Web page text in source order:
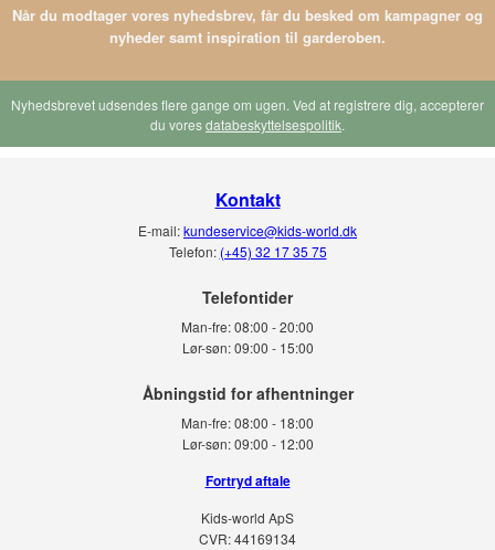
Når du modtager vores nyhedsbrev, får du besked om kampagner og
nyheder samt inspiration til garderoben.
Nyhedsbrevet udsendes flere gange om ugen. Ved at registrere dig, accepterer
du voresdatabeskyttelsespolitik.
Kontakt
E-mail:kundeservice@kids-world.dk
Telefon: (+45) 32 17 35 75
Telefontider
Man-fre:08:00 - 20:00
Lør-søn: 09:00 - 15:00
Man-fre:08:00 - 18:00
Lør-søn:09:00 - 12:00
Fortryd aftale
Kids-world ApS
CVR: 44169134